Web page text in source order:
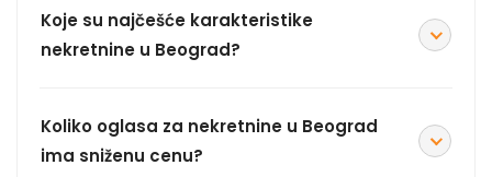
Koje su najčešće karakteristike
nekretnine u Beograd?
Koliko oglasa za nekretnine u Beograd
ima sniženu cenu?